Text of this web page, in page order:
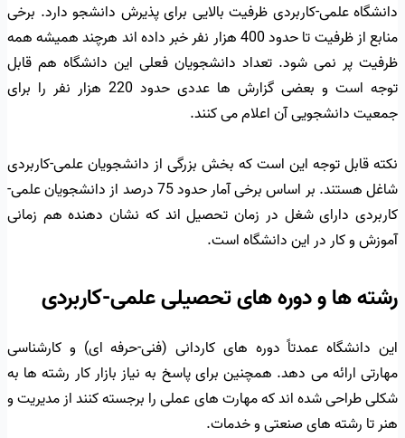
دانشگاه علمی-کاربردی ظرفیت بالایی برای پذیرش دانشجو دارد. برخی
منابع از ظرفیت تا حدود 400 هزار نفر خبر داده اند هرچند همیشه همه
ظرفیت پر نمی شود. تعداد دانشجویان فعلی این دانشگاه هم قابل
توجه است و بعضی گزارش ها عددی حدود 220 هزار نفر را برای
جمعیت دانشجویی آن اعلام می کنند.
نکته قابل توجه این است که بخش بزرگی از دانشجویان علمی-کاربردی
شاغل هستند. بر اساس برخی آمار حدود 75 درصد از دانشجویان علمی-
کاربردی دارای شغل در زمان تحصیل اند که نشان دهنده هم زمانی
آموزش و کار در این دانشگاه است.
رشته ها و دوره های تحصیلی علمی-کاربردی
این دانشگاه عمدتاً دوره های کاردانی (فنی-حرفه ای) و کارشناسی
مهارتی ارائه می دهد. همچنین برای پاسخ به نیاز بازار کار رشته ها به
شکلی طراحی شده اند که مهارت های عملی را برجسته کنند از مدیریت و
هنر تا رشته های صنعتی و خدمات.